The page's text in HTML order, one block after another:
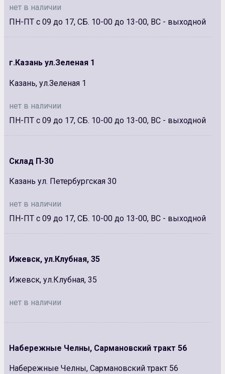
нет в наличии
ПН-ПТ с 09 до 17, СБ. 10-00 до 13-00, ВС - выходной
г.Казань ул.Зеленая 1
Казань, ул.Зеленая 1
нет в наличии
ПН-ПТ с 09 до 17, СБ. 10-00 до 13-00, ВС - выходной
Склад П-30
Казань ул. Петербургская 30
нет в наличии
ПН-ПТ с 09 до 17, СБ. 10-00 до 13-00, ВС - выходной
Ижевск, ул.Клубная, 35
Ижевск, ул.Клубная, 35
нет в наличии
Набережные Челны, Сармановский тракт 56
Набережные Челны, Сармановский тракт 56